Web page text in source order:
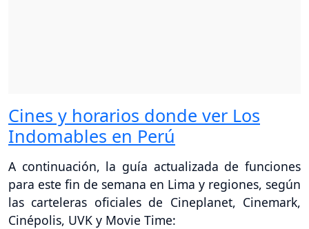
Cines y horarios donde ver Los
Indomables en Perú
A continuación, la guía actualizada de funciones
para este fin de semana en Lima y regiones, según
las carteleras oficiales de Cineplanet, Cinemark,
Cinépolis, UVK y Movie Time: